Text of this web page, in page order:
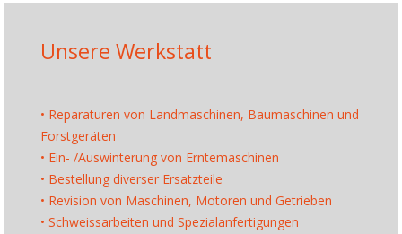
Unsere Werkstatt
• Reparaturen von Landmaschinen, Baumaschinen und
Forstgeräten
• Ein- /Auswinterung von Erntemaschinen
• Bestellung diverser Ersatzteile
• Revision von Maschinen, Motoren und Getrieben
• Schweissarbeiten und Spezialanfertigungen